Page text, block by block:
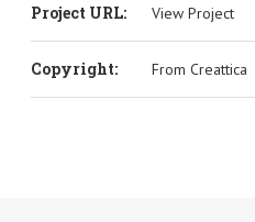
Project URL: View Project
Copyright: From Creattica